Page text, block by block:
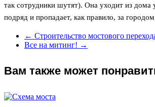
так сотрудники шутят). Она уходит из дома
подряд и пропадает, как правило, за
← Строительство мостового
Все на митинг! →
Вам также может